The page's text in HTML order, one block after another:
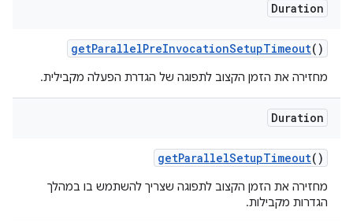
Duration
getParallelPreInvocationSetupTimeout()
מחזירה את הזמן הקצוב לתפוגה של הגדרת הפעלה מקבילית.
Duration
getParallelSetupTimeout()
מחזירה את הזמן הקצוב לתפוגה שצריך להשתמש בו במהלך
הגדרות מקבילות.